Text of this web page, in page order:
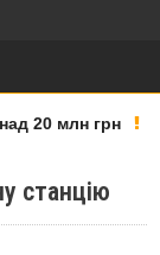
20 млн грн
станцію